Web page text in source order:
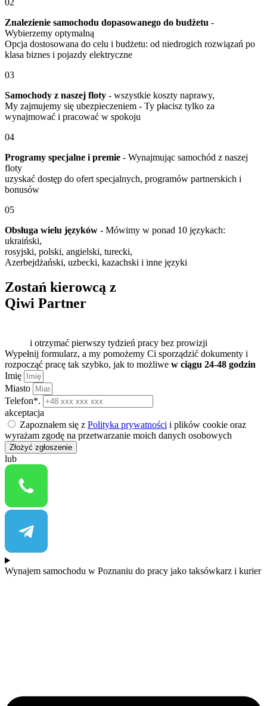
Znalezienie samochodu dopasowanego do budżetu -
Wybierzemy optymalną
Opcja dostosowana do celu i budżetu: od niedrogich rozwiązań po
klasa biznes i pojazdy elektryczne
03
Samochody z naszej floty - wszystkie koszty naprawy,
My zajmujemy się ubezpieczeniem - Ty płacisz tylko za
wynajmować i pracować w spokoju
04
Programy specjalne i premie - Wynajmując samochód z naszej
floty
uzyskać dostęp do ofert specjalnych, programów partnerskich i
bonusów
05
Obsługa wielu języków - Mówimy w ponad 10 językach:
ukraiński,
rosyjski, polski, angielski, turecki,
Azerbejdżański, uzbecki, kazachski i inne języki
Zostań kierowcą z
Qiwi Partner
i otrzymać pierwszy tydzień pracy bez prowizji
Wypełnij formularz, a my pomożemy Ci sporządzić dokumenty i
rozpocząć pracę tak szybko, jak to możliwe w ciągu 24-48 godzin
Imię
Miasto
Telefon*.
akceptacja
Zapoznałem się z Polityka prywatności i plików cookie oraz
wyrażam zgodę na przetwarzanie moich danych osobowych
Złożyć zgłoszenie
lub
Wynajem samochodu w Poznaniu do pracy jako taksówkarz i kurier